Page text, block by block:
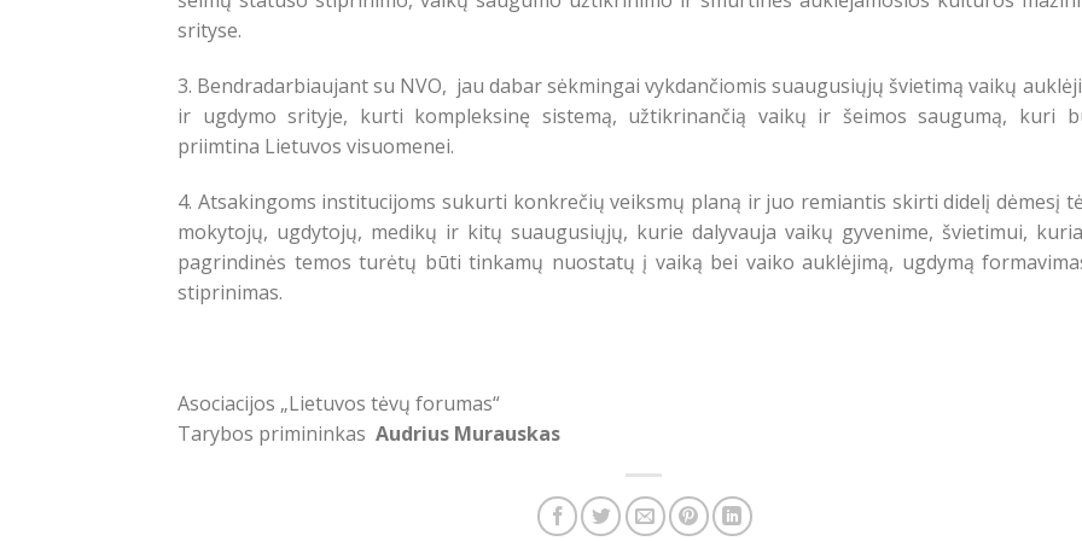
srityse.
3. Bendradarbiaujant su NVO, jau dabar sėkmingai vykdančiomis suaugusiųjų švietimą vaikų
ir ugdymo srityje, kurti kompleksinę sistemą, užtikrinančią vaikų ir šeimos saugumą, kuri
priimtina Lietuvos visuomenei.
4. Atsakingoms institucijoms sukurti konkrečių veiksmų planą ir juo remiantis skirti didelį dėmesį
mokytojų, ugdytojų, medikų ir kitų suaugusiųjų, kurie dalyvauja vaikų gyvenime, švietimui,
pagrindinės temos turėtų būti tinkamų nuostatų į vaiką bei vaiko auklėjimą, ugdymą
stiprinimas.
Asociacijos „Lietuvos tėvų forumas“
Tarybos primininkas Audrius Murauskas